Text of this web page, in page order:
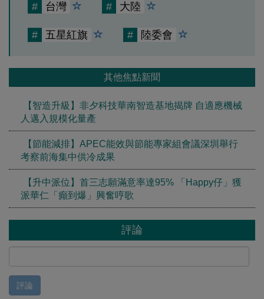
# 台灣 # 大陸
# 五星紅旗 # 陸委會
其他焦點新聞
【智造升級】非夕科技華南智造基地揭牌 自適應機械
人邁入規模化量產
【節能減排】APEC能效與節能專家組會議深圳舉行
考察前海集中供冷成果
【升中派位】首三志願滿意率達95% 「Happy仔」獲
派華仁「癲到爆」興奮哼歌
評論
評論